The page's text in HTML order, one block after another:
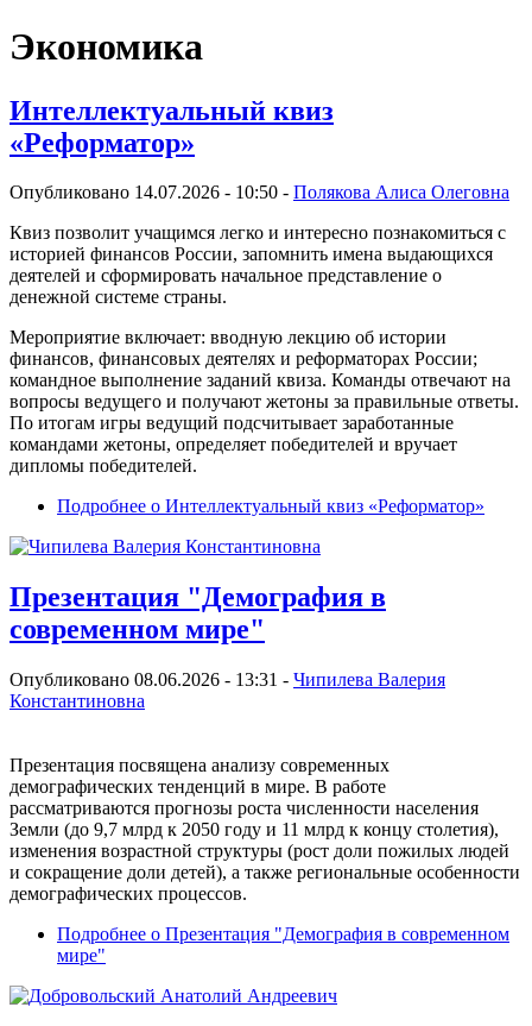
Экономика
Интеллектуальный квиз
«Реформатор»
Опубликовано 14.07.2026 - 10:50 - Полякова Алиса Олеговна
Квиз позволит учащимся легко и интересно познакомиться с
историей финансов России, запомнить имена выдающихся
деятелей и сформировать начальное представление о
денежной системе страны.
Мероприятие включает: вводную лекцию об истории
финансов, финансовых деятелях и реформаторах России;
командное выполнение заданий квиза. Команды отвечают на
вопросы ведущего и получают жетоны за правильные ответы.
По итогам игры ведущий подсчитывает заработанные
командами жетоны, определяет победителей и вручает
дипломы победителей.
Подробнее о Интеллектуальный квиз «Реформатор»
Презентация "Демография в
современном мире"
Опубликовано 08.06.2026 - 13:31 - Чипилева Валерия
Константиновна
Презентация посвящена анализу современных
демографических тенденций в мире. В работе
рассматриваются прогнозы роста численности населения
Земли (до 9,7 млрд к 2050 году и 11 млрд к концу столетия),
изменения возрастной структуры (рост доли пожилых людей
и сокращение доли детей), а также региональные особенности
демографических процессов.
Подробнее о Презентация "Демография в современном
мире"